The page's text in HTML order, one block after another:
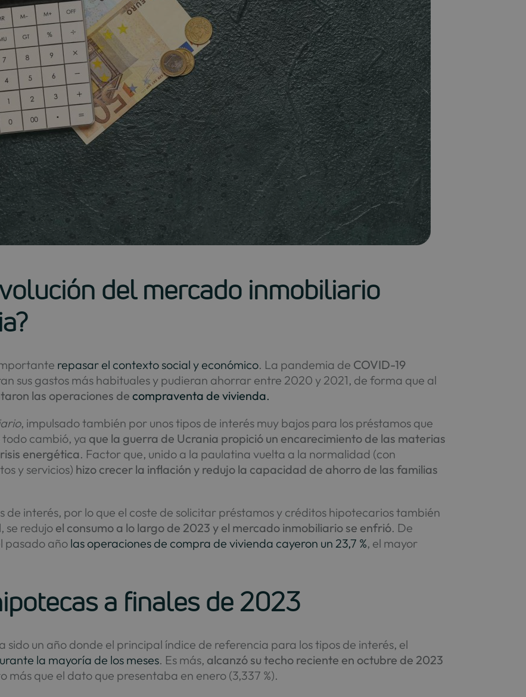
del mercado inmobiliario
repasar el contexto social y económico. La pandemia de COVID-19
sus gastos más habituales y pudieran ahorrar entre 2020 y 2021, de forma que al
las operaciones decompraventa de vivienda.
, impulsado también por unos tipos de interés muy bajos para los préstamos que
cambió, ya que la guerra de Ucrania propició un encarecimiento de las materias
energética. Factor que, unido a la paulatina vuelta a la normalidad (con
y servicios) hizo crecer la inflación y redujo la capacidad de ahorro de las familias
de interés, por lo que el coste de solicitar préstamos y créditos hipotecarios también
se redujo el consumo a lo largo de 2023 y el mercado inmobiliario se enfrió. De
pasado año las operaciones de compra de vivienda cayeron un 23,7 %, el mayor
a finales de 2023
sido un año donde el principal índice de referencia para los tipos de interés, el
la mayoría de los meses. Es más, alcanzó su techo reciente en octubre de 2023
más que el dato que presentaba en enero (3,337 %).